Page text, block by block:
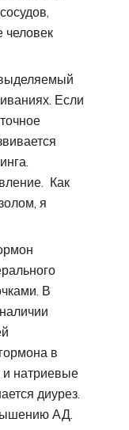
человек
Если
Как
я
В
в
и натриевые
диурез.
АД.